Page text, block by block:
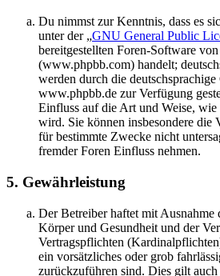
Du nimmst zur Kenntnis, dass es
unter der „GNU General Public
bereitgestellten Foren-Software
(www.phpbb.com) handelt;
werden durch die
www.phpbb.de zur Verfügung
Einfluss auf die Art und Weise,
wird. Sie können insbesondere die
für bestimmte Zwecke nicht
fremder Foren Einfluss nehmen.
5. Gewährleistung
Der Betreiber haftet mit Ausnahme
Körper und Gesundheit und der
Vertragspflichten
ein vorsätzliches oder grob
zurückzuführen sind. Dies gilt